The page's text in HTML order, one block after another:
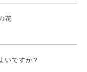
花
いですか？